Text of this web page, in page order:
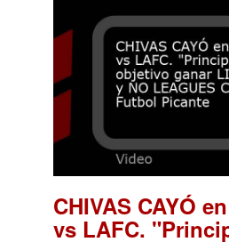
CHIVAS CAYÓ
vs LAFC.